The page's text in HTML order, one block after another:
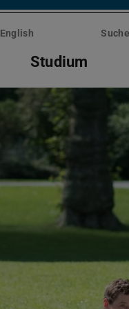
English Suche
Studium